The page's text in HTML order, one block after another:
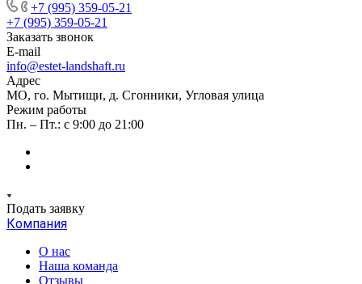
+7 (995) 359-05-21
+7 (995) 359-05-21
Заказать звонок
E-mail
info@estet-landshaft.ru
Адрес
МО, го. Мытищи, д. Сгонники, Угловая улица
Режим работы
Пн. – Пт.: с 9:00 до 21:00
Подать заявку
Компания
О нас
Наша команда
Отзывы